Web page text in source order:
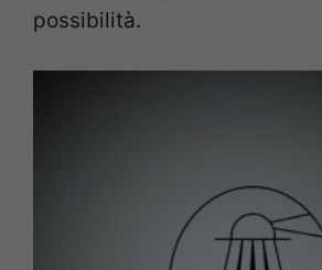
possibilità.